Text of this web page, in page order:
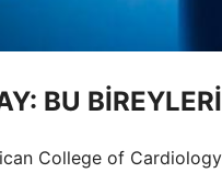
BU
College of